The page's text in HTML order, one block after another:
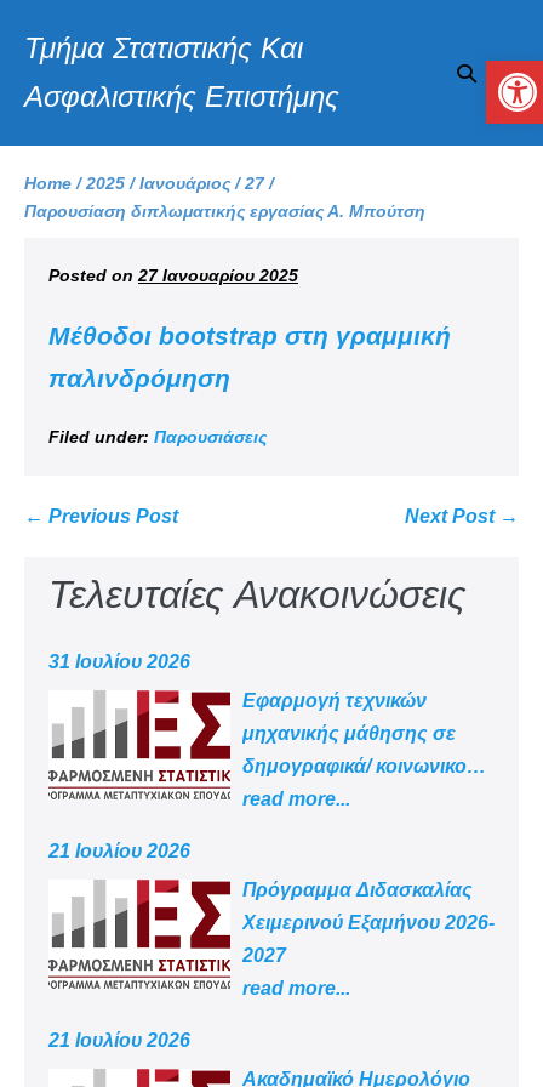
Τμήμα Στατιστικής Και
Ασφαλιστικής Επιστήμης
Home /2025 /Ιανουάριος /27/
Παρουσίαση διπλωματικής εργασίας Α. Μπούτση
Posted on 27 Ιανουαρίου 2025
Μέθοδοι bootstrap στη γραμμική
παλινδρόμηση
Filed under: Παρουσιάσεις
← Previous Post Next Post →
Τελευταίες Ανακοινώσεις
31 Ιουλίου 2026
Εφαρμογή τεχνικών
μηχανικής μάθησης σε
δημογραφικά/ κοινωνικο
-οικονομικά δεδομένα
read more...
21 Ιουλίου 2026
Πρόγραμμα Διδασκαλίας
Χειμερινού Εξαμήνου 2026-
2027
read more...
21 Ιουλίου 2026
Aκαδημαϊκό Ημερολόγιο